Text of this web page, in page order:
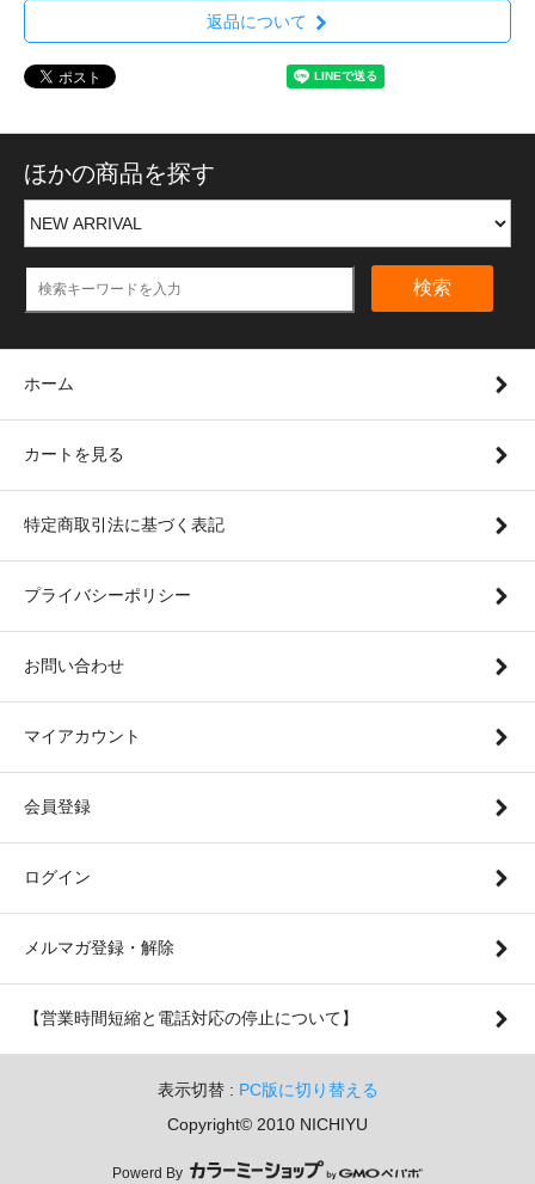
返品について
ほかの商品を探す
検索
ホーム
カートを見る
特定商取引法に基づく表記
プライバシーポリシー
お問い合わせ
マイアカウント
会員登録
ログイン
メルマガ登録・解除
【営業時間短縮と電話対応の停止について】
表示切替 : PC版に切り替える
Copyright© 2010 NICHIYU
Powerd By